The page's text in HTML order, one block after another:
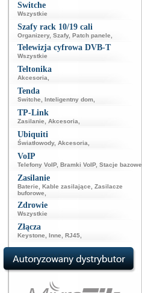
Switche
Wszystkie
Szafy rack 10/19 cali
Organizery, Szafy, Patch panele
Telewizja cyfrowa DVB-T
Wszystkie
Teltonika
Akcesoria
Tenda
Switche Inteligentny dom
TP-Link
Zasilanie Akcesoria
Ubiquiti
Światłowody, Akcesoria
VoIP
Telefony VoIP, Bramki VoIP, Stacje bazowe
Zasilanie
Baterie Kable zasilające
Zasilacze
buforowe
Zdrowie
Wszystkie
Złącza
Keystone Inne RJ45